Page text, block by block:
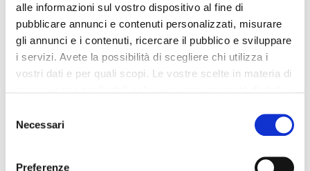
alle informazioni sul vostro dispositivo al fine di
pubblicare annunci e contenuti personalizzati, misurare
gli annunci e i contenuti, ricercare il pubblico e sviluppare
i servizi. Avete la possibilità di scegliere chi utilizza i
vostri dati e per quali scopi. Le vostre scelte in materia di
modificare o revocare il proprio consenso in qualsiasi
momento dalla Dichiarazione sui cookie o facendo clic
delNecessari
Preferenze
-42% -42%